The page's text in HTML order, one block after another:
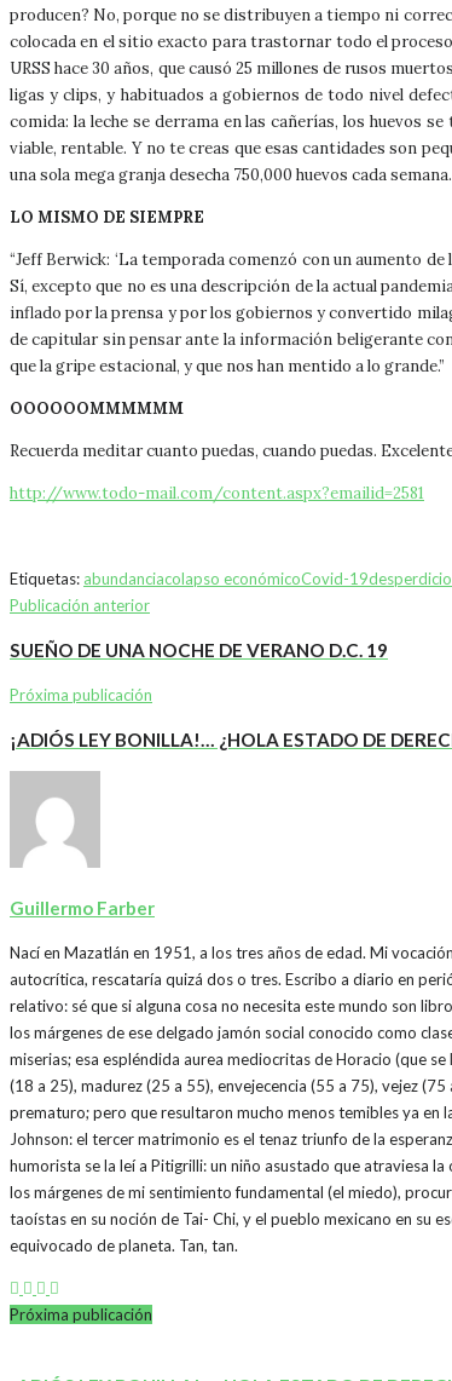
producen? No, porque no se distribuyen a tiempo ni
colocada en el sitio exacto para trastornar todo el
URSS hace 30 años, que causó 25 millones de rusos
ligas y clips, y habituados a gobiernos de todo nivel
comida: la leche se derrama en las cañerías, los huevos
viable, rentable. Y no te creas que esas cantidades son
una sola mega granja desecha 750,000 huevos cada semana.
LO MISMO DE SIEMPRE
“Jeff Berwick: ‘La temporada comenzó con un aumento
Sí, excepto que no es una descripción de la actual
inflado por la prensa y por los gobiernos y convertido
de capitular sin pensar ante la información beligerante
que la gripe estacional, y que nos han mentido a lo grande.”
OOOOOOMMMMMM
Recuerda meditar cuanto puedas, cuando puedas.
http://www.todo-mail.com/content.aspx?emailid=2581
Etiquetas: abundanciacolapso económicoCovid-19
Publicación anterior
SUEÑO DE UNA NOCHE DE VERANO D.C. 19
Próxima publicación
¡ADIÓS LEY BONILLA!… ¿HOLA ESTADO DE
Guillermo Farber
Nací en Mazatlán en 1951, a los tres años de edad. Mi
autocrítica, rescataría quizá dos o tres. Escribo a diario en
relativo: sé que si alguna cosa no necesita este mundo son
los márgenes de ese delgado jamón social conocido como
miserias; esa espléndida aurea mediocritas de Horacio (que
(18 a 25), madurez (25 a 55), envejecencia (55 a 75), vejez
prematuro; pero que resultaron mucho menos temibles ya en
Johnson: el tercer matrimonio es el tenaz triunfo de la
humorista se la leí a Pitigrilli: un niño asustado que atraviesa
los márgenes de mi sentimiento fundamental (el miedo),
taoístas en su noción de Tai- Chi, y el pueblo mexicano en su
equivocado de planeta. Tan, tan.
Próxima publicación